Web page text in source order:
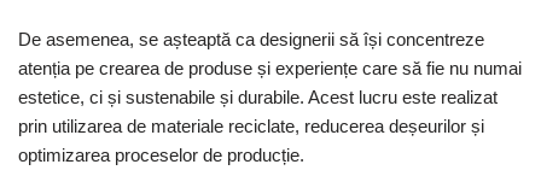
De asemenea, se așteaptă ca designerii să își concentreze
atenția pe crearea de produse și experiențe care să fie nu numai
estetice, ci și sustenabile și durabile. Acest lucru este realizat
prin utilizarea de materiale reciclate, reducerea deșeurilor și
optimizarea proceselor de producție.